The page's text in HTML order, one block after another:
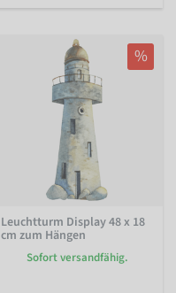
%
Leuchtturm Display 48 x 18
cm zum Hängen
Sofort versandfähig.